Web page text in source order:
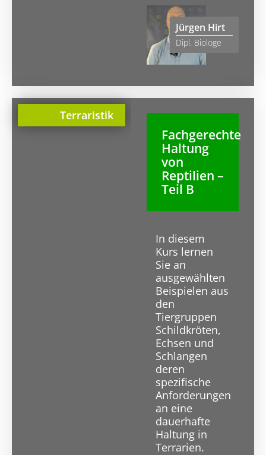
Jürgen Hirt
Dipl. Biologe
Terraristik
Fachgerechte
Haltung
von
Reptilien –
Teil B
In diesem
Kurs lernen
Sie an
ausgewählten
Beispielen aus
den
Tiergruppen
Schildkröten,
Echsen und
Schlangen
deren
spezifische
Anforderungen
an eine
dauerhafte
Haltung in
Terrarien.